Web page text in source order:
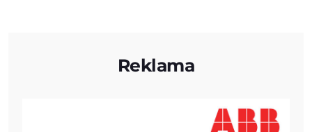
Reklama